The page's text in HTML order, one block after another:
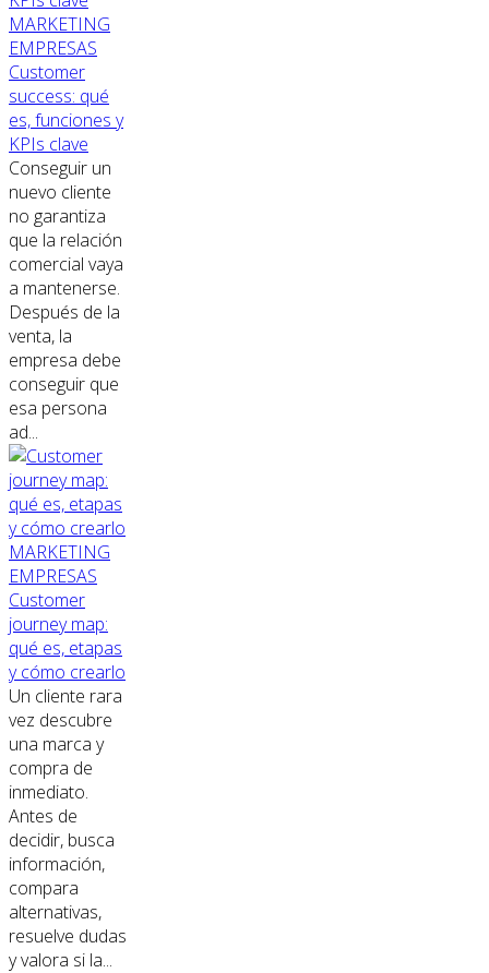
MARKETING
EMPRESAS
Customer
success: qué
es, funciones y
KPIs clave
Conseguir un
nuevo cliente
no garantiza
que la relación
comercial vaya
a mantenerse.
Después de la
venta, la
empresa debe
conseguir que
esa persona
ad...
MARKETING
EMPRESAS
Customer
journey map:
qué es, etapas
y cómo crearlo
Un cliente rara
vez descubre
una marca y
compra de
inmediato.
Antes de
decidir, busca
información,
compara
alternativas,
resuelve dudas
y valora si la...